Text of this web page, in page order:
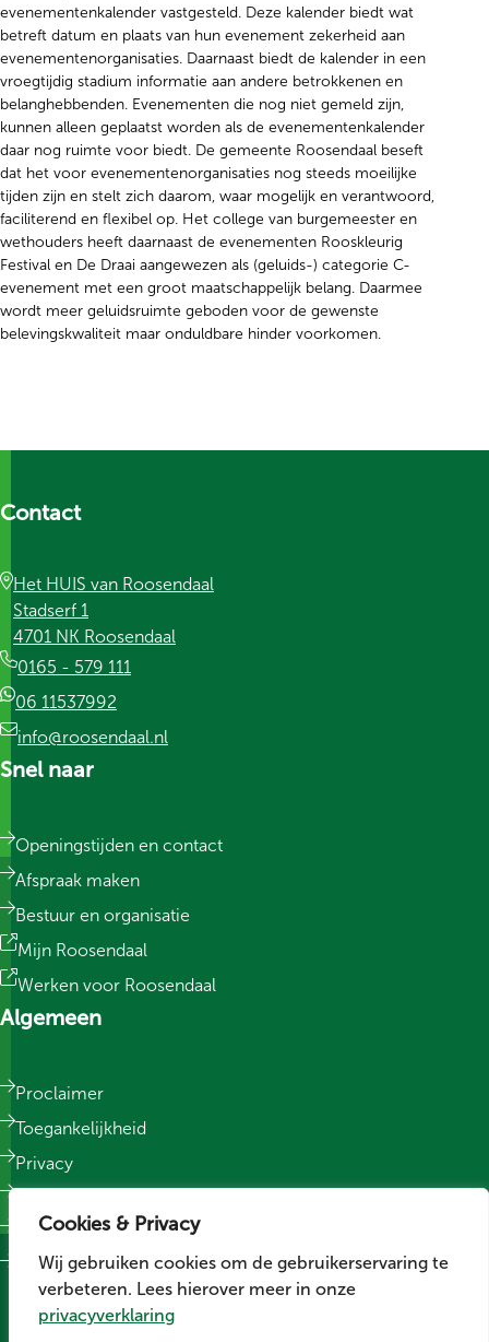
Cookies & Privacy
Wij gebruiken cookies om de gebruikerservaring te
verbeteren. Lees hierover meer in onze
privacyverklaring
evenementenkalender vastgesteld. Deze kalender biedt wat
betreft datum en plaats van hun evenement zekerheid aan
evenementenorganisaties. Daarnaast biedt de kalender in een
vroegtijdig stadium informatie aan andere betrokkenen en
belanghebbenden. Evenementen die nog niet gemeld zijn,
kunnen alleen geplaatst worden als de evenementenkalender
daar nog ruimte voor biedt. De gemeente Roosendaal beseft
dat het voor evenementenorganisaties nog steeds moeilijke
tijden zijn en stelt zich daarom, waar mogelijk en verantwoord,
faciliterend en flexibel op. Het college van burgemeester en
wethouders heeft daarnaast de evenementen Rooskleurig
Festival en De Draai aangewezen als (geluids-) categorie C-
evenement met een groot maatschappelijk belang. Daarmee
wordt meer geluidsruimte geboden voor de gewenste
belevingskwaliteit maar onduldbare hinder voorkomen.
Contact
Het HUIS van Roosendaal
Stadserf 1
4701 NK Roosendaal
0165 - 579 111
06 11537992
info@roosendaal.nl
Snel naar
Openingstijden en contact
Afspraak maken
Bestuur en organisatie
Mijn Roosendaal
Werken voor Roosendaal
Algemeen
Proclaimer
Toegankelijkheid
Privacy
Sitemap
Cookievoorkeuren wijzigen
Social media